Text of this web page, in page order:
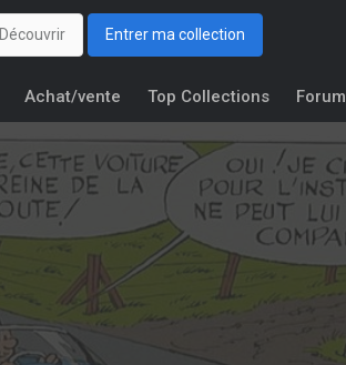
Découvrir Entrer ma collection
Achat/vente Top Collections Forum